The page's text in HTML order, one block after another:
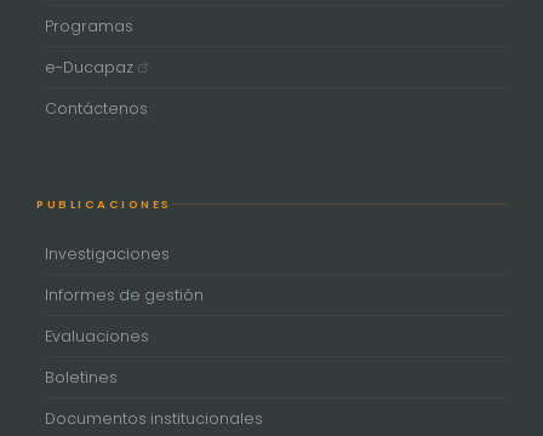
Programas
e-Ducapaz
Contáctenos
PUBLICACIONES
Investigaciones
Informes de gestión
Evaluaciones
Boletines
Documentos institucionales